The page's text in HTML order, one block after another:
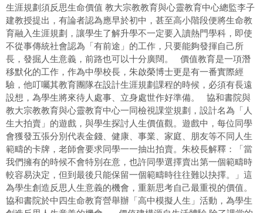
生涯規劃須反思生命價值 教大宗教教育與心靈教育中心總監李子
建教授提出，有論者認為應早於初中，甚至高小階段便將生命教
育融入生涯規劃，讓學生了解升學不一定要入讀熱門學科，即使
不從事傳統社會認為「有前途」的工作，只要能夠發揮自己所
長，發掘人生意義，前路也可以十分廣闊。 價值教育是一項潛
移默化的工作，作為中學校長，朱啟榮博士更是有一番實際經
驗，他叮囑其教育團隊在設計生涯規劃課程的時候，必須有長遠
設想，為學生將來待人處事、立身處世作好準備。 協和書院與
教大宗教教育與心靈教育中心一同檢視課堂規劃，設計名為「人
生大拍賣」的遊戲，與學生探討人生價值觀。遊戲中，每位同學
會獲發五張分別代表金錢、健康、事業、家庭、朋友等不同人生
範疇的卡牌，老師會要求同學一一抽出拍賣。朱校長解釋：「當
我們擁有的時候不會特別在意，也許同學選擇賣出第一個範疇時
較容易決定，但到最後只能保留一個範疇時往往難以抉擇。」這
為學生創造反思人生意義的機會，重新思考自己最重視的價值。
協和書院於中四生命教育營舉辦「高中模擬人生」活動，為學生